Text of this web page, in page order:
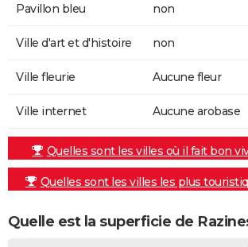
Pavillon bleu non
Ville d'art et d'histoire non
Ville fleurie Aucune fleur
Ville internet Aucune arobase
Quelles sont les villes où il fait bon
Quelles sont les villes les plus
Quelle est la superficie de